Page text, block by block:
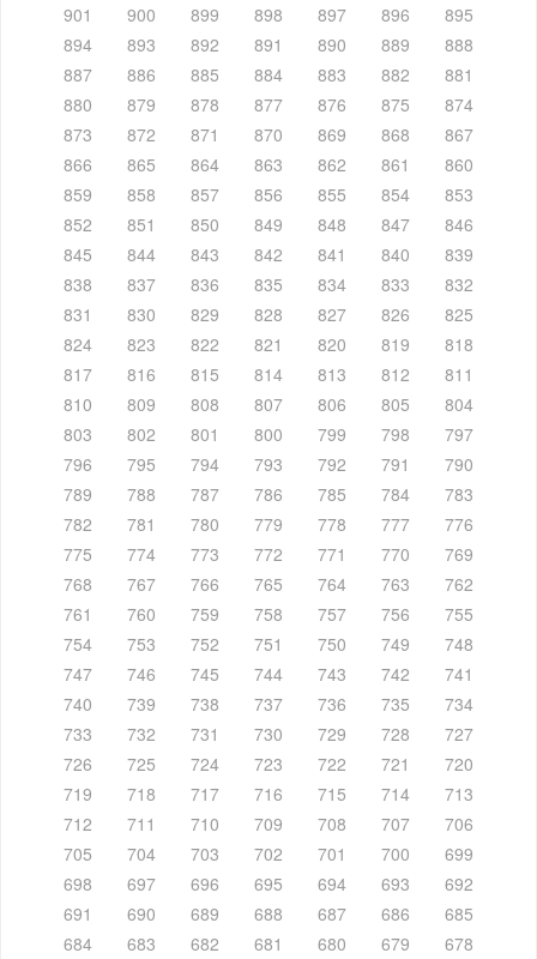
901
900 899 898 897 896
895
894
893 892 891 890 889
888
887
886 885 884 883 882
881
880
879 878 877 876 875
874
873
872 871 870 869 868
867
866
865 864 863 862 861
860
859
858 857 856 855 854
853
852
851 850 849 848 847
846
845
844 843 842 841 840
839
838
837 836 835 834 833
832
831
830 829 828 827 826
825
824
823 822 821 820 819
818
817
816 815 814 813 812
811
810
809 808 807 806 805
804
803
802 801 800 799 798
797
796
795 794 793 792 791
790
789
788 787 786 785 784
783
782
781 780 779 778 777
776
775
774 773 772 771 770
769
768
767 766 765 764 763
762
761
760 759 758 757 756
755
754
753 752 751 750 749
748
747
746 745 744 743 742
741
740
739 738 737 736 735
734
733
732 731 730 729 728
727
726
725 724 723 722 721
720
719
718 717 716 715 714
713
712
711 710 709 708 707
706
705
704 703 702 701 700
699
698
697 696 695 694 693
692
691
690 689 688 687 686
685
684
683 682 681 680 679 678